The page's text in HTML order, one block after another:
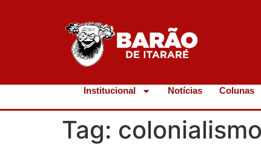
Institucional Notícias Colunas
Tag: colonialismo